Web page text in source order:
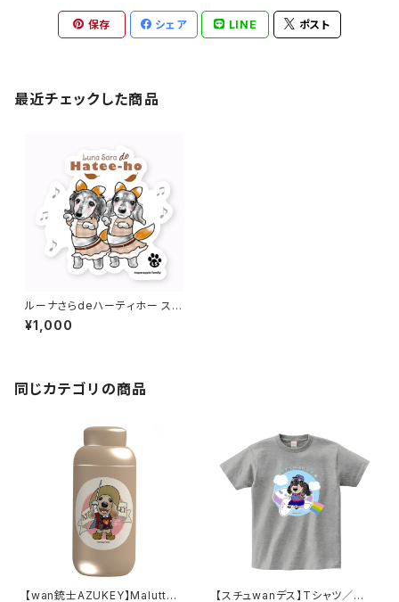
保存 シェア LINE ポスト
最近チェックした商品
ルーナさらdeハーティホー ステ
ッカー(フリーカット)typeB
¥1,000
同じカテゴリの商品
【wan銃士AZUKEY】Malutto 【スチュwanデス】Tシャツ／杢